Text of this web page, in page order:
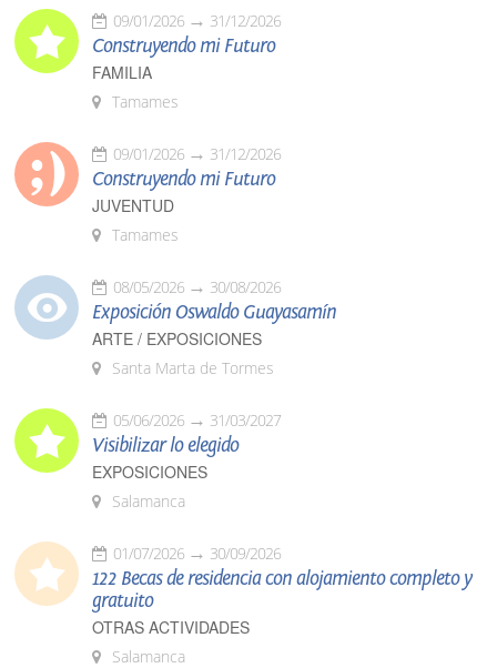
09/01/2026 31/12/2026
Construyendo mi Futuro
FAMILIA
Tamames
09/01/2026 31/12/2026
Construyendo mi Futuro
JUVENTUD
Tamames
08/05/2026 30/08/2026
Exposición Oswaldo Guayasamín
ARTE / EXPOSICIONES
Santa Marta de Tormes
05/06/2026 31/03/2027
Visibilizar lo elegido
EXPOSICIONES
Salamanca
01/07/2026 30/09/2026
122 Becas de residencia con alojamiento completo y
gratuito
OTRAS ACTIVIDADES
Salamanca